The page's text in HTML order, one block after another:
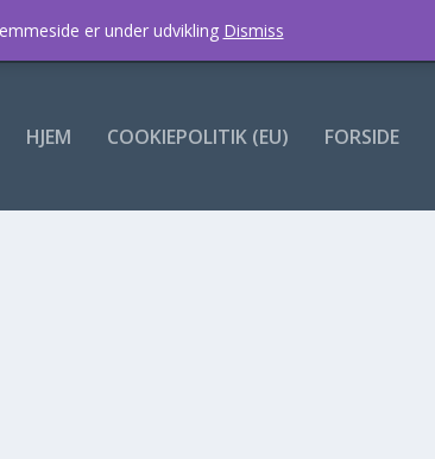
HJEM COOKIEPOLITIK (EU) FORSIDE
er under udvikling Dismiss